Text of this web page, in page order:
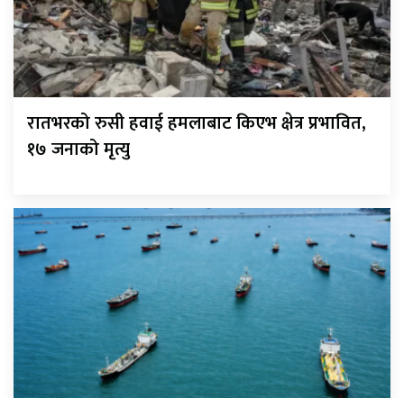
रातभरको रुसी हवाई हमलाबाट किएभ क्षेत्र प्रभावित,
१७ जनाको मृत्यु